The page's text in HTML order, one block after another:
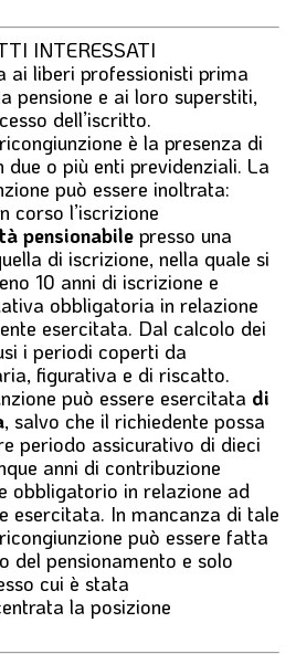
INTERESSATI
liberi professionisti prima
pensione e ai loro superstiti,
dell’iscritto.
è la presenza di
o più enti previdenziali. La
può essere inoltrata:
corso l’iscrizione
pensionabile presso una
di iscrizione, nella quale si
10 anni di iscrizione e
obbligatoria in relazione
esercitata. Dal calcolo dei
i periodi coperti da
figurativa e di riscatto.
può essere esercitata di
, salvo che il richiedente possa
periodo assicurativo di dieci
anni di contribuzione
obbligatorio in relazione ad
esercitata. In mancanza di tale
può essere fatta
del pensionamento e solo
cui è stata
la posizione